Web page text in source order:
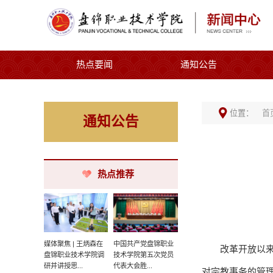
热点要闻 通知公告
位置： 首
改革开放以
通知公告
热点推荐
媒体聚焦 | 王炳森在
盘锦职业技术学院调
研并讲授思...
中国共产党盘锦职业
技术学院第五次党员
代表大会胜...